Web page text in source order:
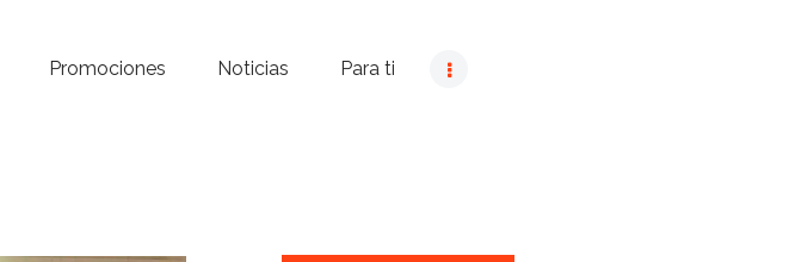
Promociones Noticias Para ti